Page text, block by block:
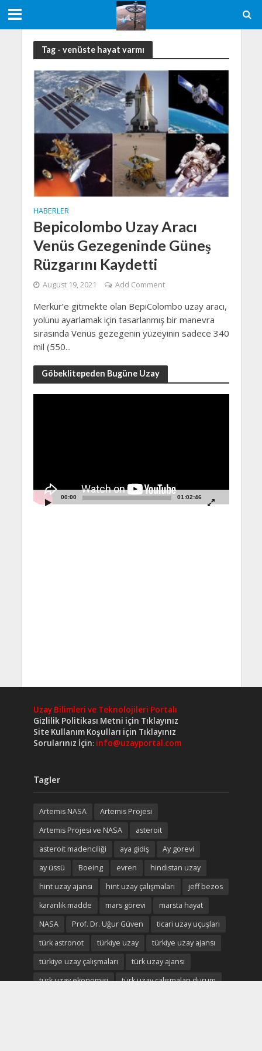
Tag - venüste hayat varmı
HABERLER
Bepicolombo Uzay Aracı
Venüs Gezegeninde Güneş
Rüzgarını Kaydetti
August 19, 2021 Add Comment
Merkür’e gitmekte olan BepiColombo uzay aracı,
yolunu ayarlamak için tasarlanmış bir manevra
sırasında Venüs gezegenin yüzeyinin sadece 340
mil (550...
Göbeklitepeden Bugüne Uzay
00:00 01:02:46
Uzay Bilimleri ve Teknolojileri Portalı
Gizlilik Politikası Metni için Tıklayınız
Site Kullanım Koşulları için Tıklayınız
Sorularınız İçin: info@uzayportal.com
Tagler
Artemis NASA
Artemis Projesi
Artemis Projesi ve NASA
asteroit
asteroit madenciliği
aya gidiş
Ay gorevi
ay üssü
Boeing evren
hindistan uzay
hint uzay ajansı
hint uzay çalışmaları
jeff bezos
karanlık madde
mars görevi
marsta hayat
NASA
Prof. Dr. Uğur Güven
ticari uzay uçuşları
türk astronot
türkiye uzay
türkiye uzay ajansı
türkiye uzay çalışmaları
türk uzay ajansı
türk uzay ekonomisi
türk uzay çalışmaları durum